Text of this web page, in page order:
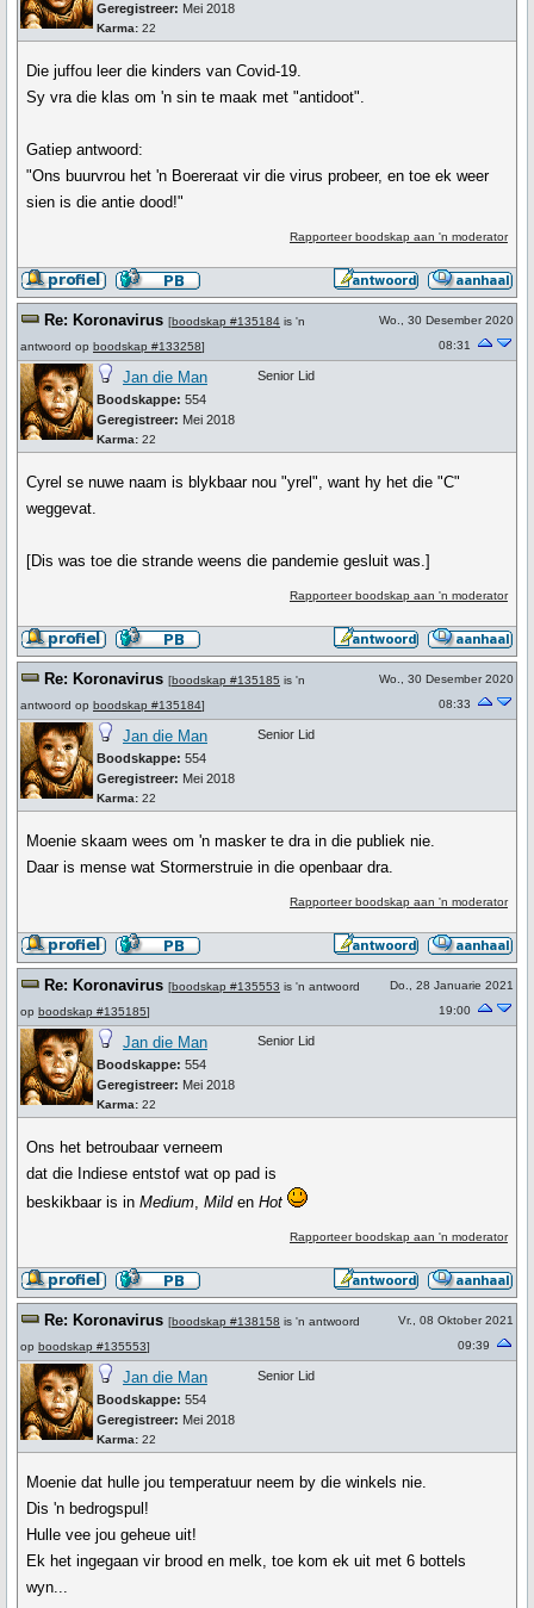
Geregistreer: Mei 2018
Karma: 22
Die juffou leer die kinders van Covid-19.
Sy vra die klas om 'n sin te maak met "antidoot".
Gatiep antwoord:
"Ons buurvrou het 'n Boereraat vir die virus probeer, en toe ek weer
sien is die antie dood!"
Rapporteer boodskap aan 'n moderator
Re: Koronavirus [boodskap #135184 is 'n
antwoord op boodskap #133258]
Wo., 30 Desember 2020
08:31
Jan die Man
Boodskappe: 554
Geregistreer: Mei 2018
Karma: 22
Senior Lid
Cyrel se nuwe naam is blykbaar nou "yrel", want hy het die "C"
weggevat.
[Dis was toe die strande weens die pandemie gesluit was.]
Rapporteer boodskap aan 'n moderator
Re: Koronavirus [boodskap #135185 is 'n
antwoord op boodskap #135184]
Wo., 30 Desember 2020
08:33
Jan die Man
Boodskappe: 554
Geregistreer: Mei 2018
Karma: 22
Senior Lid
Moenie skaam wees om 'n masker te dra in die publiek nie.
Daar is mense wat Stormerstruie in die openbaar dra.
Rapporteer boodskap aan 'n moderator
Re: Koronavirus [boodskap #135553 is 'n antwoord
op boodskap #135185]
Do., 28 Januarie 2021
19:00
Jan die Man
Boodskappe: 554
Geregistreer: Mei 2018
Karma: 22
Senior Lid
Ons het betroubaar verneem
dat die Indiese entstof wat op pad is
beskikbaar is inMedium,MildenHot
Rapporteer boodskap aan 'n moderator
Re: Koronavirus [boodskap #138158 is 'n antwoord
op boodskap #135553]
Vr., 08 Oktober 2021
09:39
Jan die Man
Boodskappe: 554
Geregistreer: Mei 2018
Karma: 22
Senior Lid
Moenie dat hulle jou temperatuur neem by die winkels nie.
Dis 'n bedrogspul!
Hulle vee jou geheue uit!
Ek het ingegaan vir brood en melk, toe kom ek uit met 6 bottels
wyn...